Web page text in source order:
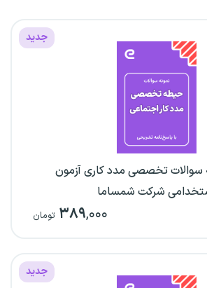
جدید
سوالات تخصصی مدد کاری آزمون
شرکت شمساما
۳۸۹,۰۰۰ تومان
جدید